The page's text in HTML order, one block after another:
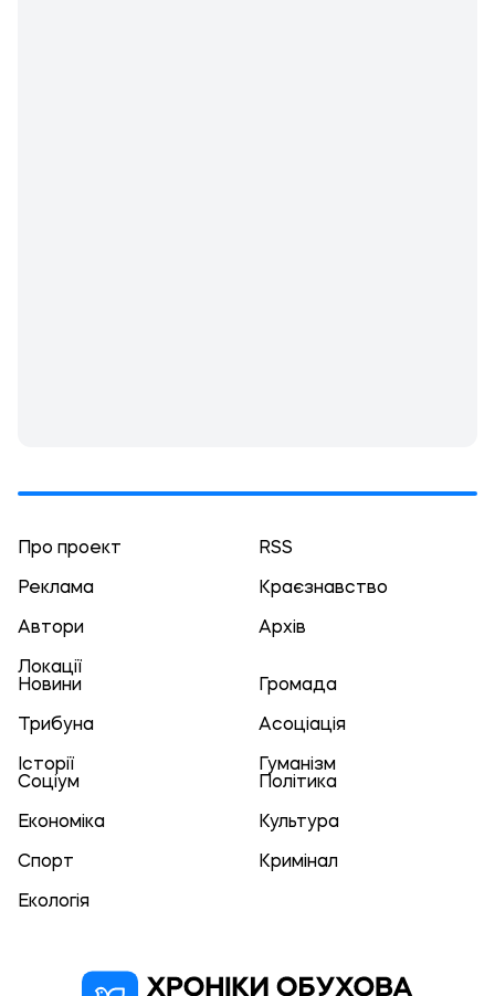
Про проект RSS
Реклама Краєзнавство
Автори Архів
Локації
Новини
Громада
Трибуна Асоціація
Історії
Гуманізм
Соціум
Політика
Економіка Культура
Спорт Кримінал
Екологія